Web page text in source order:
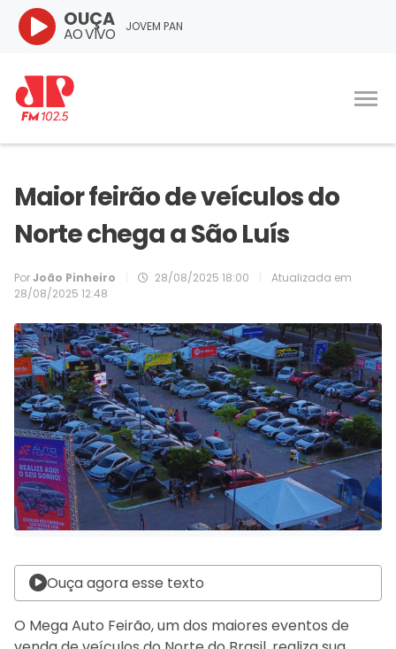
JOVEM PAN
OUÇA
AO VIVO
Maior feirão de veículos do
Norte chega a São Luís
PorJoão Pinheiro 28/08/2025 18:00
Atualizada em
28/08/2025 12:48
Ouça agora esse texto
O Mega Auto Feirão, um dos maiores eventos de